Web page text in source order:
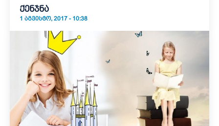
ქენჯნა
1 ᲐᲒᲕᲘᲡᲢᲝ, 2017 - 10:38